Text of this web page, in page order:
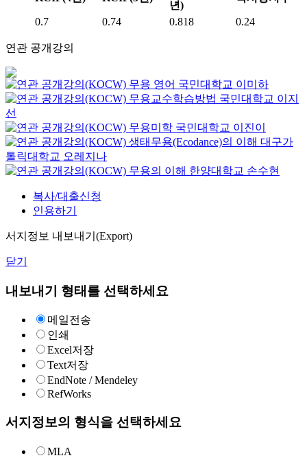
년)
0.7 0.74 0.818 0.24
연관 공개강의
무용 영어 국민대학교 이미하
무용교수학습방법 국민대학교 이지
선
무용미학 국민대학교 이진이
생태무용(Ecodance)의 이해 대구가
톨릭대학교 오레지나
무용의 이해 한양대학교 손수현
복사/대출신청
인용하기
서지정보 내보내기(Export)
닫기
내보내기 형태를 선택하세요
메일전송
인쇄
Excel저장
Text저장
EndNote / Mendeley
RefWorks
서지정보의 형식을 선택하세요
MLA